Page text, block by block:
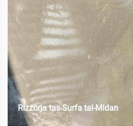
Riżżorja tas-Surfa tal-Midan
Il-Materjal għar-Riparazzjoni tar-Rut